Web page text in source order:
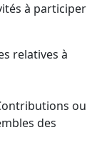
à participer
relatives à
ou
des